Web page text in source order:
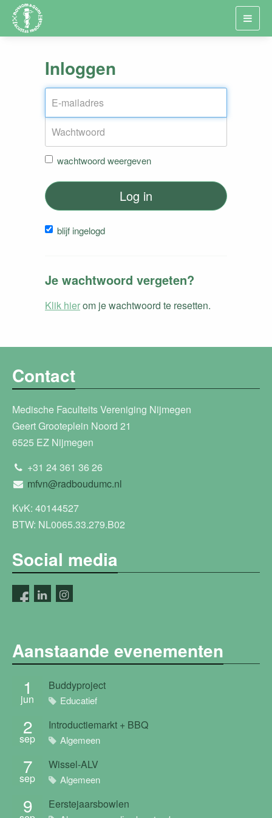
Inloggen
wachtwoord weergeven
Log in
blijf ingelogd
Je wachtwoord vergeten?
Klik hierom je wachtwoord te resetten.
Contact
Medische Faculteits Vereniging Nijmegen
Geert Grooteplein Noord 21
6525 EZ Nijmegen
+31 24 361 36 26
mfvn@radboudumc.nl
KvK: 40144527
BTW: NL0065.33.279.B02
Social media
Aanstaande evenementen
1
jun
Buddyproject
Educatief
2
sep
Introductiemarkt + BBQ
Algemeen
7
sep
Wissel-ALV
Algemeen
9 Eerstejaarsbowlen